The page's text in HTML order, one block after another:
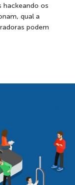
hackeando os
qual a
podem